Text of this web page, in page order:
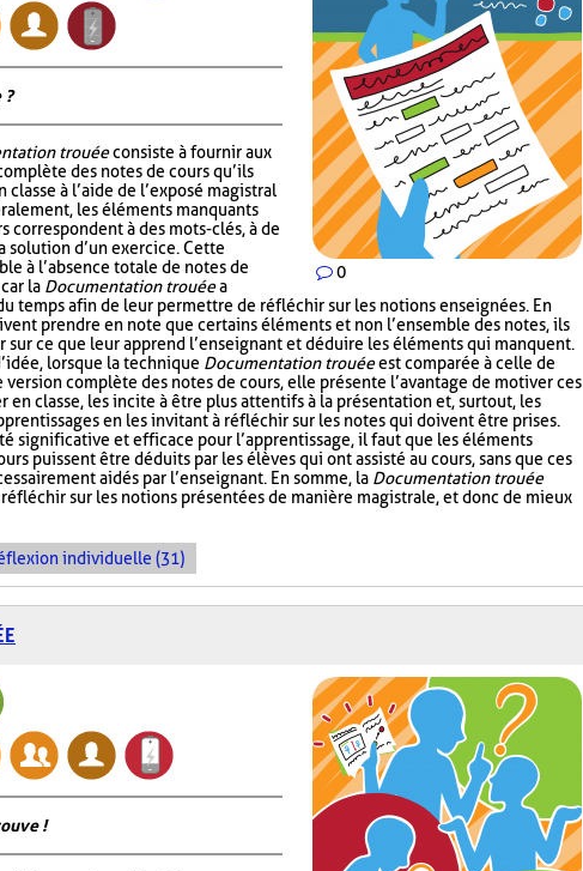
0
?
trouéeconsiste à fournir aux
des notes de cours qu’ils
à l’aide de l’exposé magistral
les éléments manquants
correspondent à des mots-clés, à de
solution d’un exercice. Cette
à l’absence totale de notes de
la Documentation trouéea
temps afin de leur permettre de réfléchir sur les notions enseignées. En
prendre en note que certains éléments et non l’ensemble des notes, ils
sur ce que leur apprend l’enseignant et déduire les éléments qui manquent.
lorsque la technique Documentation trouéeest comparée à celle de
complète des notes de cours, elle présente l’avantage de motiver ces
en classe, les incite à être plus attentifs à la présentation et, surtout, les
en les invitant à réfléchir sur les notes qui doivent être prises.
significative et efficace pour l’apprentissage, il faut que les éléments
puissent être déduits par les élèves qui ont assisté au cours, sans que ces
aidés par l’enseignant. En somme, la Documentation trouée
sur les notions présentées de manière magistrale, et donc de mieux
individuelle (31)
!